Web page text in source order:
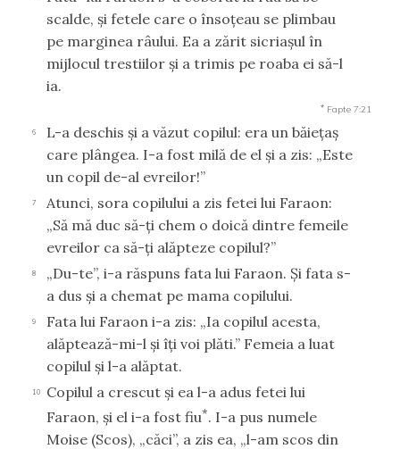
scalde, şi fetele care o însoţeau se plimbau
pe marginea râului. Ea a zărit sicriaşul în
mijlocul trestiilor şi a trimis pe roaba ei să-l
ia.
* Fapte 7:21
6
L-a deschis şi a văzut copilul: era un băieţaş
care plângea. I-a fost milă de el şi a zis: „Este
un copil de-al evreilor!”
7
Atunci, sora copilului a zis fetei lui Faraon:
„Să mă duc să-ţi chem o doică dintre femeile
evreilor ca să-ţi alăpteze copilul?”
8
„Du-te”, i-a răspuns fata lui Faraon. Şi fata s-
a dus şi a chemat pe mama copilului.
9
Fata lui Faraon i-a zis: „Ia copilul acesta,
alăptează-mi-l şi îţi voi plăti.” Femeia a luat
copilul şi l-a alăptat.
10
Copilul a crescut şi ea l-a adus fetei lui
Faraon, şi el i-a fost fiu*. I-a pus numele
Moise (Scos), „căci”, a zis ea, „l-am scos din